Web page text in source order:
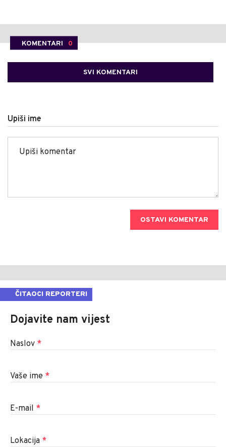
KOMENTARI 0
SVI KOMENTARI
Upiši ime
OSTAVI KOMENTAR
ČITAOCI REPORTERI
Dojavite nam vijest
Naslov *
Vaše ime *
E-mail *
Lokacija *